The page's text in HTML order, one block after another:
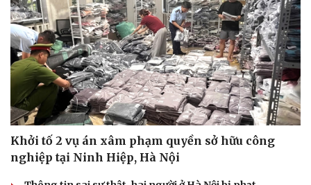
Khởi tố 2 vụ án xâm phạm quyền sở hữu công
nghiệp tại Ninh Hiệp, Hà Nội